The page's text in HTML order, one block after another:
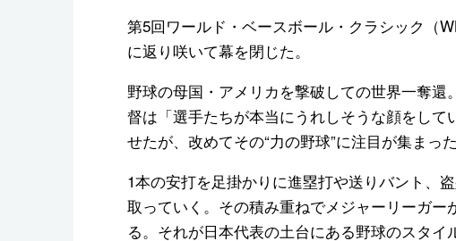
第5回ワールド・ベースボール・クラシック（
に返り咲いて幕を閉じた。
野球の母国・アメリカを撃破しての世界一奪
督は「選手たちが本当にうれしそうな顔をして
せたが、改めてその“力の野球”に注目が集まっ
1本の安打を足掛かりに進塁打や送りバント、
取っていく。その積み重ねでメジャーリーガ
る。それが日本代表の土台にある野球のスタイ